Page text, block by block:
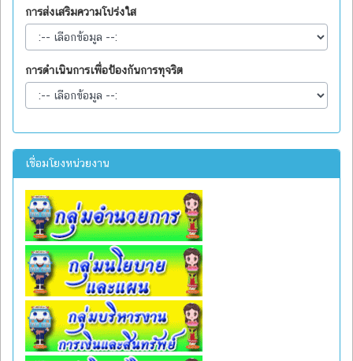
การส่งเสริมความโปร่งใส
การดำเนินการเพื่อป้องกันการทุจริต
เชื่อมโยงหน่วยงาน